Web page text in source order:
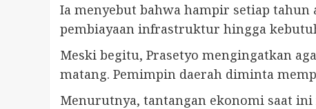
Ia menyebut bahwa hampir setiap tahun
pembiayaan infrastruktur hingga
Meski begitu, Prasetyo mengingatkan
matang. Pemimpin daerah diminta
Menurutnya, tantangan ekonomi saat